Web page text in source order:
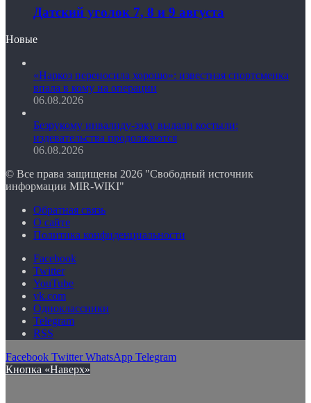
Датский уголок 7, 8 и 9 августа
Новые
«Наркоз переносила хорошо»: известная спортсменка
впала в кому на операции
06.08.2026
Безрукому инвалиду-зэку выдали костыли:
издевательства продолжаются
06.08.2026
© Все права защищены 2026 "Свободный источник
информации MIR-WIKI"
Обратная связь
О сайте
Политика конфиденциальности
Facebook
Twitter
YouTube
vk.com
Одноклассники
Telegram
RSS
Facebook Twitter WhatsApp Telegram
Кнопка «Наверх»